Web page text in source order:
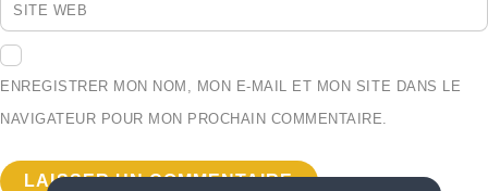
SITE WEB
ENREGISTRER MON NOM, MON E-MAIL ET MON SITE DANS LE
NAVIGATEUR POUR MON PROCHAIN COMMENTAIRE.